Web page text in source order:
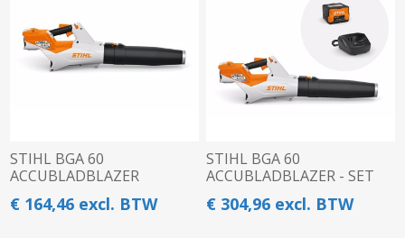
STIHL BGA 60
ACCUBLADBLAZER
€ 164,46 excl. BTW
STIHL BGA 60
ACCUBLADBLAZER - SET
€ 304,96 excl. BTW